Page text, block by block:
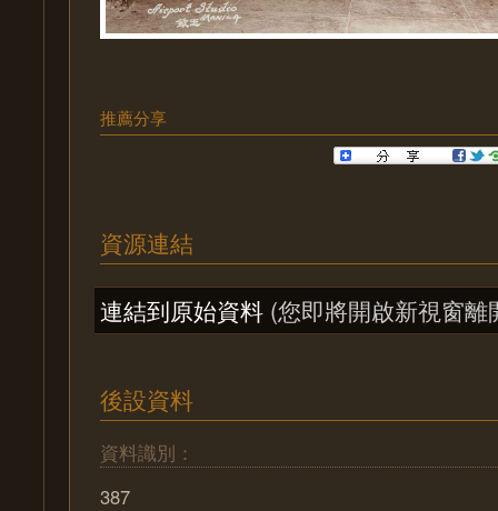
推薦分享
資源連結
連結到原始資料 (您即將開啟新視窗離
後設資料
資料識別：
387